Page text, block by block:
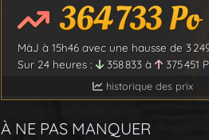
364 733Po
MàJ à 15h46 avec une hausse de 3
Sur 24 heures :
358 833 à 375 451
historique des prix
À NE PAS MANQUER